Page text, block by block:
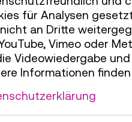
Ende der Woche
in der ihre
sind.
vorbereitet, um
Öffnungszeiten
Ein Team aus
für Analysen
an Dritte
Vimeo oder
Videowiedergabe
Informationen